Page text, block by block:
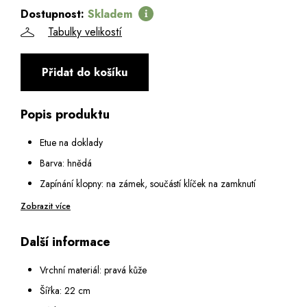
Dostupnost: Skladem
Tabulky velikostí
Přidat do košíku
Popis produktu
Etue na doklady
Barva: hnědá
Zapínání klopny: na zámek, součástí klíček na zamknutí
Vnitřní vybavení:
přihrádky
2 malé kapsy na zip
2 otevřené malé kapsy
Zobrazit více
Další informace
Vrchní materiál: pravá kůže
Šířka: 22 cm